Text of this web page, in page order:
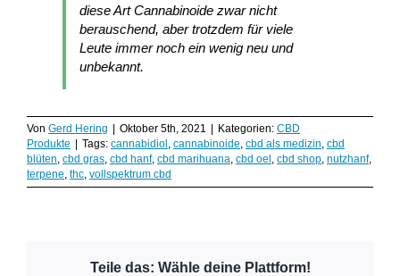
diese Art Cannabinoide zwar nicht
berauschend, aber trotzdem für viele
Leute immer noch ein wenig neu und
unbekannt.
Von Gerd Hering | Oktober 5th, 2021 | Kategorien: CBD
Produkte | Tags: cannabidiol, cannabinoide, cbd als medizin, cbd
blüten, cbd gras, cbd hanf, cbd marihuana, cbd oel, cbd shop, nutzhanf,
terpene, thc, vollspektrum cbd
Teile das: Wähle deine Plattform!